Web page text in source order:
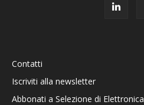
Contatti
Iscriviti alla newsletter
Abbonati a Selezione di Elettronica